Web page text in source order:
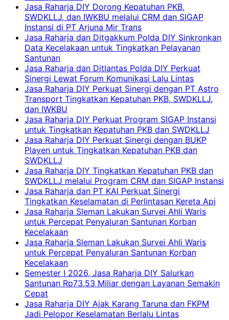
Jasa Raharja DIY Dorong Kepatuhan PKB,
SWDKLLJ, dan IWKBU melalui CRM dan SIGAP
Instansi di PT Arjuna Mir Trans
Jasa Raharja dan Ditgakkum Polda DIY Sinkronkan
Data Kecelakaan untuk Tingkatkan Pelayanan
Santunan
Jasa Raharja dan Ditlantas Polda DIY Perkuat
Sinergi Lewat Forum Komunikasi Lalu Lintas
Jasa Raharja DIY Perkuat Sinergi dengan PT Astro
Transport Tingkatkan Kepatuhan PKB, SWDKLLJ,
dan IWKBU
Jasa Raharja DIY Perkuat Program SIGAP Instansi
untuk Tingkatkan Kepatuhan PKB dan SWDKLLJ
Jasa Raharja DIY Perkuat Sinergi dengan BUKP
Playen untuk Tingkatkan Kepatuhan PKB dan
SWDKLLJ
Jasa Raharja DIY Tingkatkan Kepatuhan PKB dan
SWDKLLJ melalui Program CRM dan SIGAP Instansi
Jasa Raharja dan PT KAI Perkuat Sinergi
Tingkatkan Keselamatan di Perlintasan Kereta Api
Jasa Raharja Sleman Lakukan Survei Ahli Waris
untuk Percepat Penyaluran Santunan Korban
Kecelakaan
Jasa Raharja Sleman Lakukan Survei Ahli Waris
untuk Percepat Penyaluran Santunan Korban
Kecelakaan
Semester I 2026, Jasa Raharja DIY Salurkan
Santunan Rp73,53 Miliar dengan Layanan Semakin
Cepat
Jasa Raharja DIY Ajak Karang Taruna dan FKPM
Jadi Pelopor Keselamatan Berlalu Lintas